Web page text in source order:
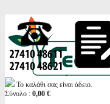
Το καλάθι σας είναι άδειο.
Σύνολο : 0,00 €